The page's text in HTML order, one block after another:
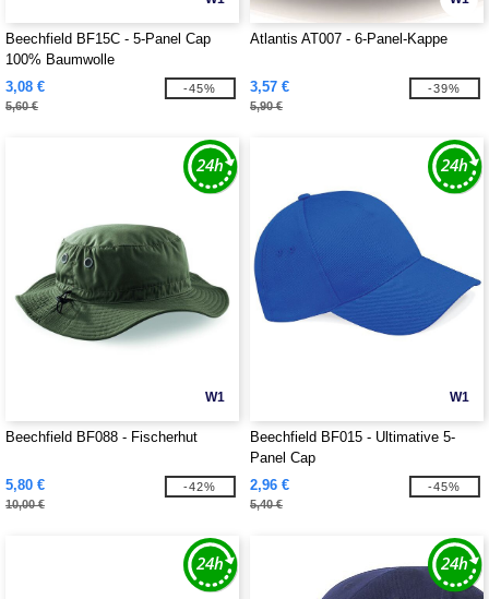
Beechfield BF15C - 5-Panel Cap
100% Baumwolle
3,08 €
5,60 €
-45%
Atlantis AT007 - 6-Panel-Kappe
3,57 €
5,90 €
-39%
W1
Beechfield BF088 - Fischerhut
5,80 €
10,00 €
-42%
W1
Beechfield BF015 - Ultimative 5-
Panel Cap
2,96 €
5,40 €
-45%